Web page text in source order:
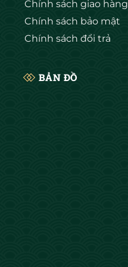
Chính sách giao hàng
Chính sách bảo mật
Chính sách đổi trả
BẢN ĐỒ